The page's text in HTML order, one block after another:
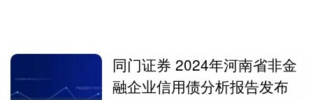
同门证券 2024年河南省非金
融企业信用债分析报告发布